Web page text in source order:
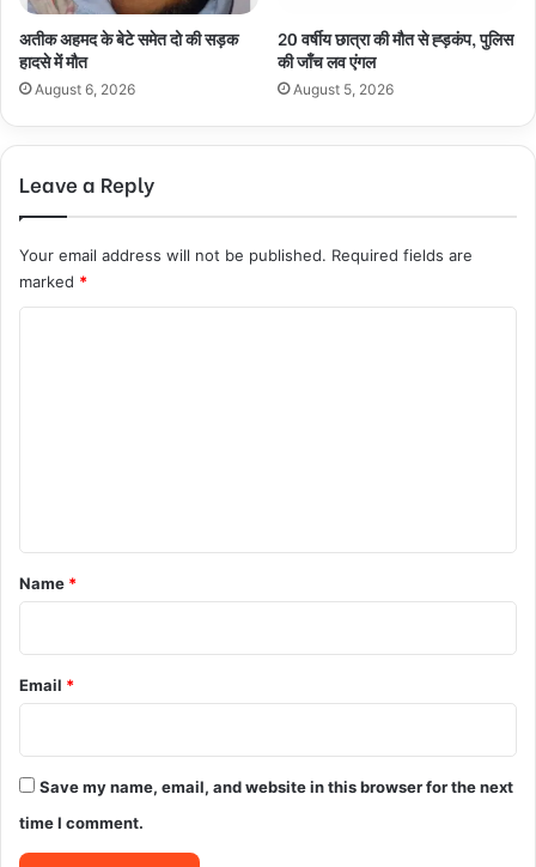
अतीक अहमद के बेटे समेत दो की सड़क
हादसे में मौत
August 6, 2026
20 वर्षीय छात्रा की मौत से ह्ड़कंप, पुलिस
की जाँच लव एंगल
August 5, 2026
Leave a Reply
Your email address will not be published. Required fields are
marked *
*
Name *
Email *
Save my name, email, and website in this browser for the next
time I comment.